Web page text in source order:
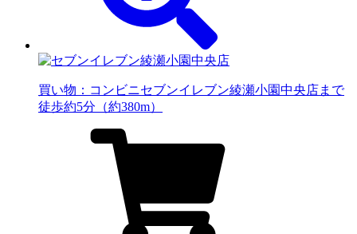
買い物：コンビニセブンイレブン綾瀬小園中央店まで
徒歩約5分（約380m）